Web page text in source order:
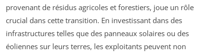
provenant de résidus agricoles et forestiers, joue un rôle
crucial dans cette transition. En investissant dans des
infrastructures telles que des panneaux solaires ou des
éoliennes sur leurs terres, les exploitants peuvent non